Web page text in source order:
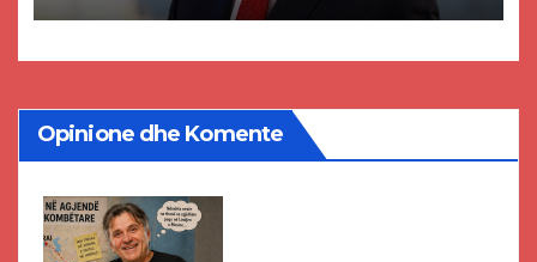
DPMNE-së
Opinione dhe Komente